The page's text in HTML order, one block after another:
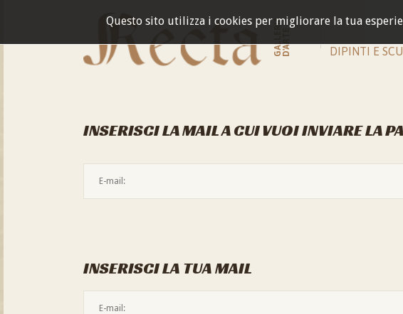
Questo sito utilizza i cookies per migliorare la tua
GALLERIAD'ARTE DIPINTI E
INSERISCI LA MAIL A CUI VUOI INVIARE LA
INSERISCI LA TUA MAIL